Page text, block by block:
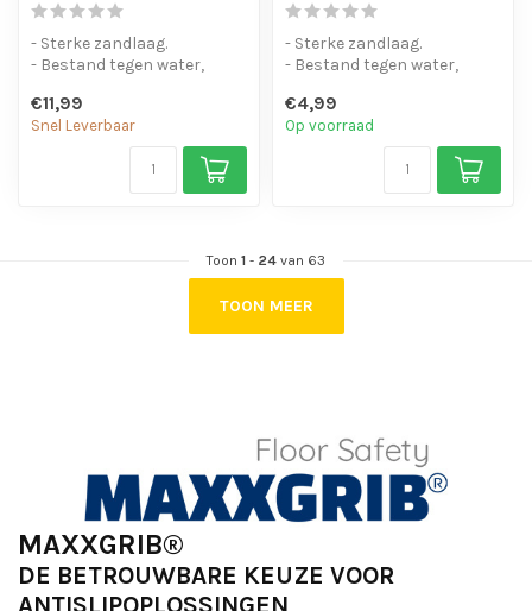
- Sterke zandlaag.
- Bestand tegen water,
- Is eenvo...
€11,99
Snel Leverbaar
- Sterke zandlaag.
- Bestand tegen water,
- Is eenvo...
€4,99
Op voorraad
Toon 1 - 24 van 63
TOON MEER
MAXXGRIB®
DE BETROUWBARE KEUZE VOOR